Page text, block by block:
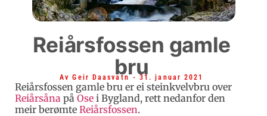
Kulturminne
Reiårsfossen gamle
bru
Av Geir Daasvatn -31. januar 2021
Reiårsfossen gamle bru er ei steinkvelvbru over
Reiårsåna på Ose i Bygland, rett nedanfor den
meir berømte Reiårsfossen.